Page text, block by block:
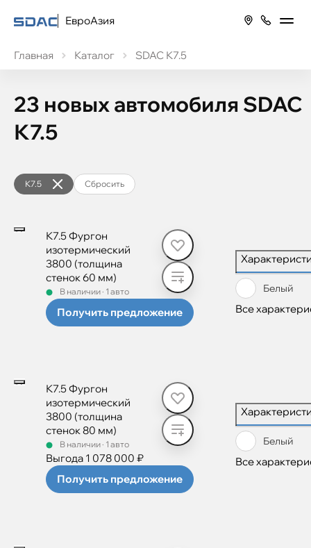
ЕвроАзия
Главная Каталог SDAC К7.5
23 новых автомобиля SDAC
К7.5
К7.5 Сбросить
Белый
Все
К7.5 Фургон
изотермический
3800 (толщина
стенок 60 мм)
В наличии· 1 авто
Получить предложение
Белый
Все
К7.5 Фургон
изотермический
3800 (толщина
стенок 80 мм)
В наличии· 1 авто
Выгода 1 078 000 ₽
Получить предложение